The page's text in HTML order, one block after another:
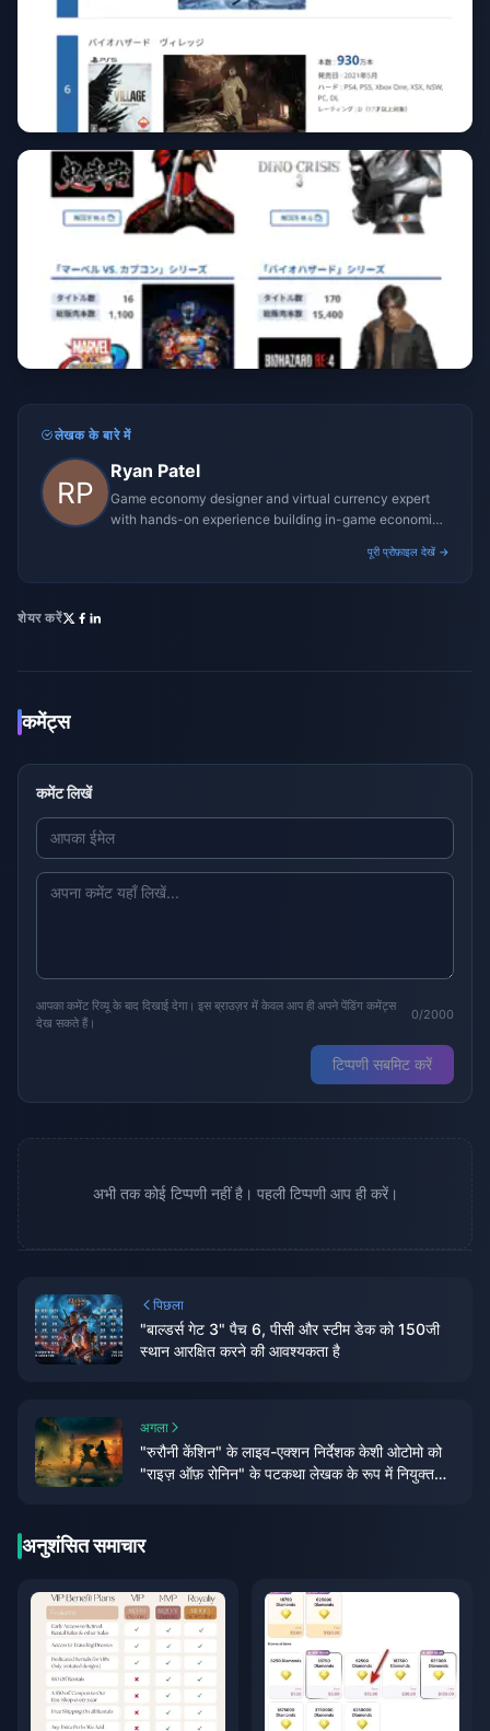
लेखक के बारे में
Ryan Patel
Game economy designer and virtual currency expert
with hands-on experience building in-game economies
पूरी प्रोफ़ाइल देखें →
शेयर करें
कमेंट्स
कमेंट लिखें
आपका कमेंट रिव्यू के बाद दिखाई देगा। इस ब्राउज़र में केवल आप ही अपने पेंडिंग कमेंट्स
देख सकते हैं।
0/2000
टिप्पणी सबमिट करें
अभी तक कोई टिप्पणी नहीं है। पहली टिप्पणी आप ही करें।
पिछला
"बाल्डर्स गेट 3" पैच 6, पीसी और स्टीम डेक को 150जी
स्थान आरक्षित करने की आवश्यकता है
अगला
"रुरौनी केंशिन" के लाइव-एक्शन निर्देशक केशी ओटोमो को
"राइज़ ऑफ़ रोनिन" के पटकथा लेखक के रूप में नियुक्त
अनुशंसित समाचार